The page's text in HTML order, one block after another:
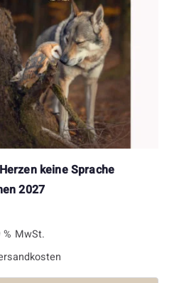
keine Sprache
2027
MwSt.